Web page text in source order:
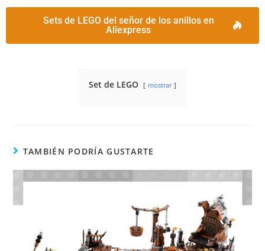
Sets de LEGO del señor de los anillos en
Aliexpress
Set de LEGO mostrar
TAMBIÉN PODRÍA GUSTARTE